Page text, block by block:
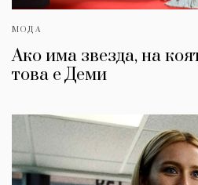
МОДА
Ако има звезда, на
това е Деми